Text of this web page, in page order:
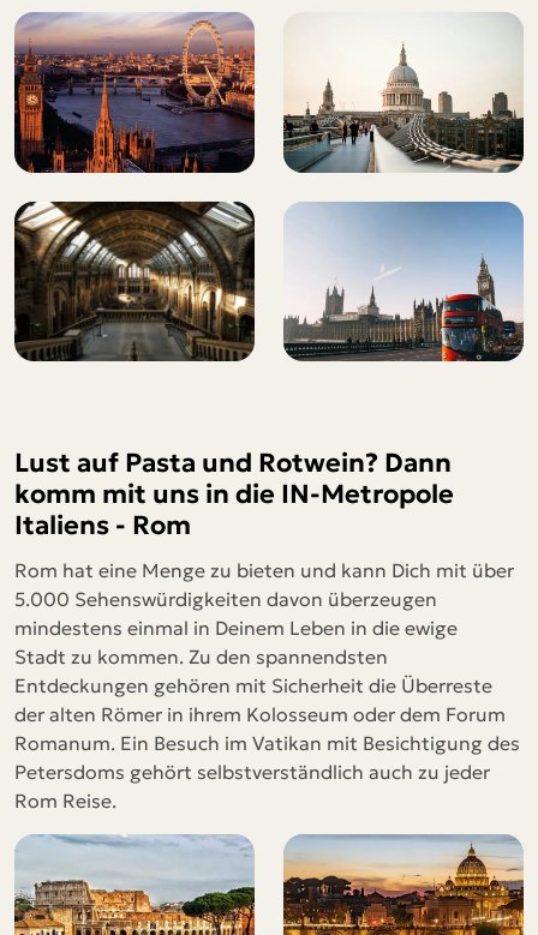
Lust auf Pasta und Rotwein? Dann
komm mit uns in die IN-Metropole
Italiens - Rom
Rom hat eine Menge zu bieten und kann Dich mit über
5.000 Sehenswürdigkeiten davon überzeugen
mindestens einmal in Deinem Leben in die ewige
Stadt zu kommen. Zu den spannendsten
Entdeckungen gehören mit Sicherheit die Überreste
der alten Römer in ihrem Kolosseum oder dem Forum
Romanum. Ein Besuch im Vatikan mit Besichtigung des
Petersdoms gehört selbstverständlich auch zu jeder
Rom Reise.